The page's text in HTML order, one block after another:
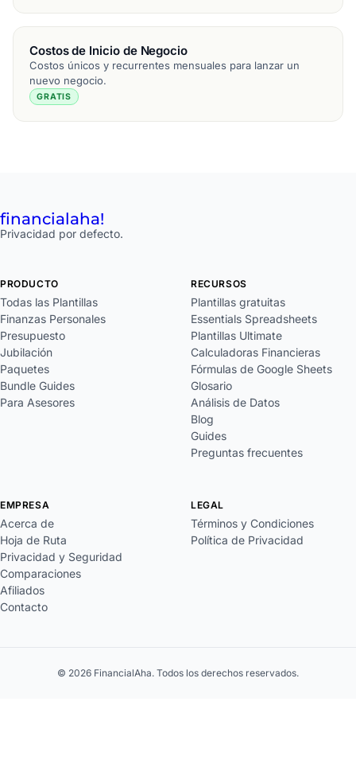
Costos de Inicio de Negocio
Costos únicos y recurrentes mensuales para lanzar un
nuevo negocio.
GRATIS
financialaha!
Privacidad por defecto.
PRODUCTO
Todas las Plantillas
Finanzas Personales
Presupuesto
Jubilación
Paquetes
Bundle Guides
Para Asesores
RECURSOS
Plantillas gratuitas
Essentials Spreadsheets
Plantillas Ultimate
Calculadoras Financieras
Fórmulas de Google Sheets
Glosario
Análisis de Datos
Blog
Guides
Preguntas frecuentes
EMPRESA
Acerca de
Hoja de Ruta
Privacidad y Seguridad
Comparaciones
Afiliados
Contacto
LEGAL
Términos y Condiciones
Política de Privacidad
© 2026 FinancialAha. Todos los derechos reservados.